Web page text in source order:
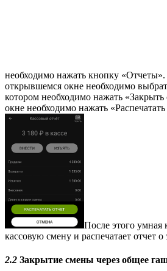
необходимо нажать кнопку «Отчеты».
открывшемся окне необходимо
котором необходимо нажать
окне необходимо нажать «Распечатать
После этого умная
кассовую смену и распечатает отчет о
2.2 Закрытие смены через общее